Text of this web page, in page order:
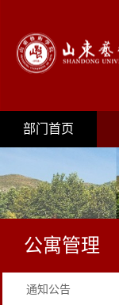
部门首页
公寓管理
通知公告